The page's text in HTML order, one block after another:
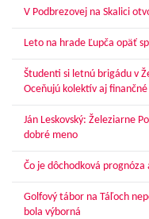
V Podbrezovej na Skalici
Leto na hrade Ľupča opäť
Študenti si letnú brigádu v
Oceňujú kolektív aj
Ján Leskovský: Železiarne
dobré meno
Čo je dôchodková
Golfový tábor na Táľoch
bola výborná